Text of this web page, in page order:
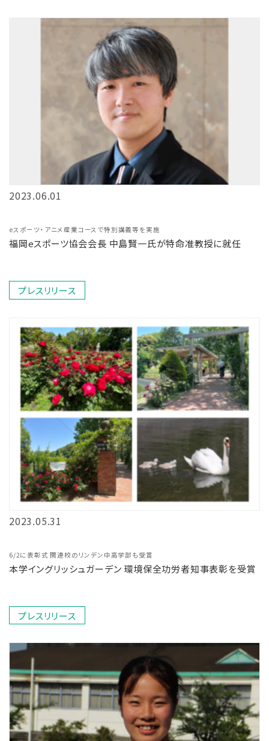
2023.06.01
eスポーツ・アニメ産業コースで特別講義等を実施
福岡eスポーツ協会会長 中島賢一氏が特命准教授に就任
プレスリリース
2023.05.31
6/2に表彰式 関連校のリンデン中高学部も受賞
本学イングリッシュガーデン 環境保全功労者知事表彰を受賞
プレスリリース